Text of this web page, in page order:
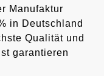
Manufaktur
in Deutschland
Qualität und
garantieren